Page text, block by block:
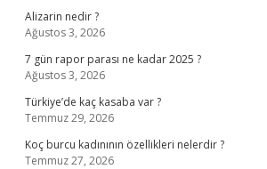
Alizarin nedir ?
Ağustos 3, 2026
7 gün rapor parası ne kadar 2025 ?
Ağustos 3, 2026
Türkiye’de kaç kasaba var ?
Temmuz 29, 2026
Koç burcu kadınının özellikleri nelerdir ?
Temmuz 27, 2026